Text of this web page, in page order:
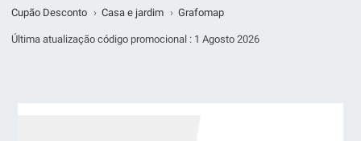
Cupão Desconto › Casa e jardim › Grafomap
Última atualização código promocional : 1 Agosto 2026